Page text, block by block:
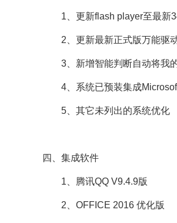
1、更新flash player至最新
2、更新最新正式版万能驱
3、新增智能判断自动将我
4、系统已预装集成
5、其它未列出的系统优化
四、集成软件
1、腾讯QQ V9.4.9版
2、OFFICE 2016 优化版